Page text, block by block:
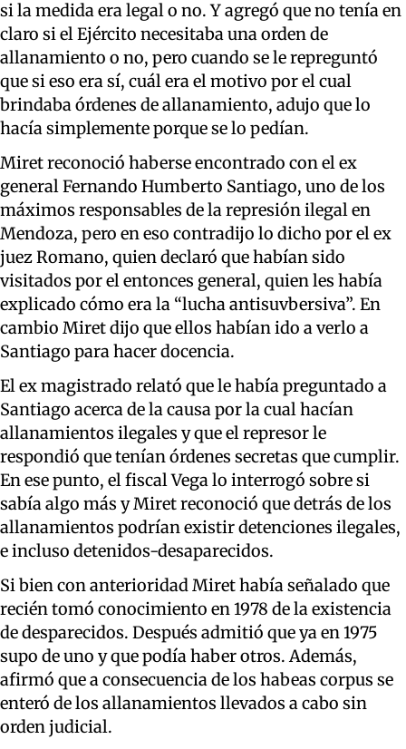
si la medida era legal o no. Y agregó que no tenía en
claro si el Ejército necesitaba una orden de
allanamiento o no, pero cuando se le repreguntó
que si eso era sí, cuál era el motivo por el cual
brindaba órdenes de allanamiento, adujo que lo
hacía simplemente porque se lo pedían.
Miret reconoció haberse encontrado con el ex
general Fernando Humberto Santiago, uno de los
máximos responsables de la represión ilegal en
Mendoza, pero en eso contradijo lo dicho por el ex
juez Romano, quien declaró que habían sido
visitados por el entonces general, quien les había
explicado cómo era la “lucha antisuvbersiva”. En
cambio Miret dijo que ellos habían ido a verlo a
Santiago para hacer docencia.
El ex magistrado relató que le había preguntado a
Santiago acerca de la causa por la cual hacían
allanamientos ilegales y que el represor le
respondió que tenían órdenes secretas que cumplir.
En ese punto, el fiscal Vega lo interrogó sobre si
sabía algo más y Miret reconoció que detrás de los
allanamientos podrían existir detenciones ilegales,
e incluso detenidos-desaparecidos.
Si bien con anterioridad Miret había señalado que
recién tomó conocimiento en 1978 de la existencia
de desparecidos. Después admitió que ya en 1975
supo de uno y que podía haber otros. Además,
afirmó que a consecuencia de los habeas corpus se
enteró de los allanamientos llevados a cabo sin
orden judicial.